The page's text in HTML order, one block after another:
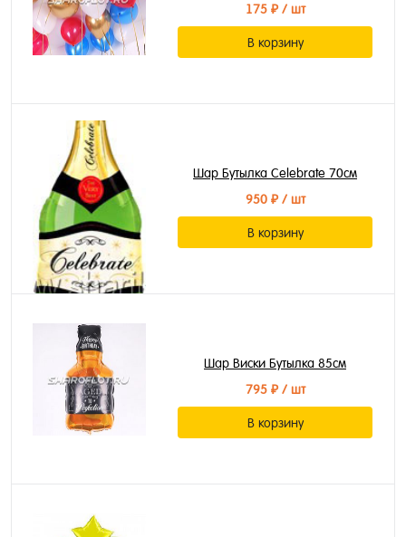
175 ₽/ шт
В корзину
Шар Бутылка Celebrate 70см
950 ₽/ шт
В корзину
Шар Виски Бутылка 85см
795 ₽/ шт
В корзину